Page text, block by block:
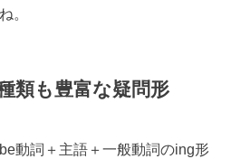
。
類も豊富な疑問形
動詞＋主語＋一般動詞のing形